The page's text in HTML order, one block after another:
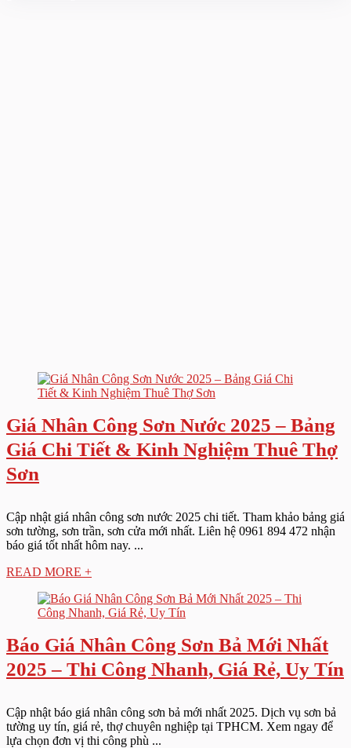
Giá Nhân Công Sơn Nước 2025 – Bảng
Giá Chi Tiết & Kinh Nghiệm Thuê Thợ
Sơn
Cập nhật giá nhân công sơn nước 2025 chi tiết. Tham khảo bảng giá
sơn tường, sơn trần, sơn cửa mới nhất. Liên hệ 0961 894 472 nhận
báo giá tốt nhất hôm nay. ...
READ MORE +
Báo Giá Nhân Công Sơn Bả Mới Nhất
2025 – Thi Công Nhanh, Giá Rẻ, Uy Tín
Cập nhật báo giá nhân công sơn bả mới nhất 2025. Dịch vụ sơn bả
tường uy tín, giá rẻ, thợ chuyên nghiệp tại TPHCM. Xem ngay để
lựa chọn đơn vị thi công phù ...